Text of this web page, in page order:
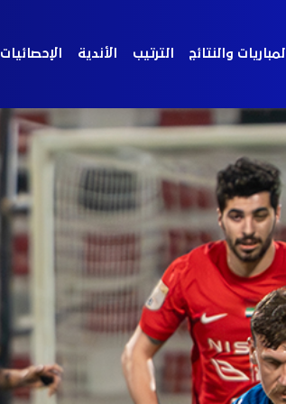
المباريات والنتائج الترتيب الأندية الإحصائيات